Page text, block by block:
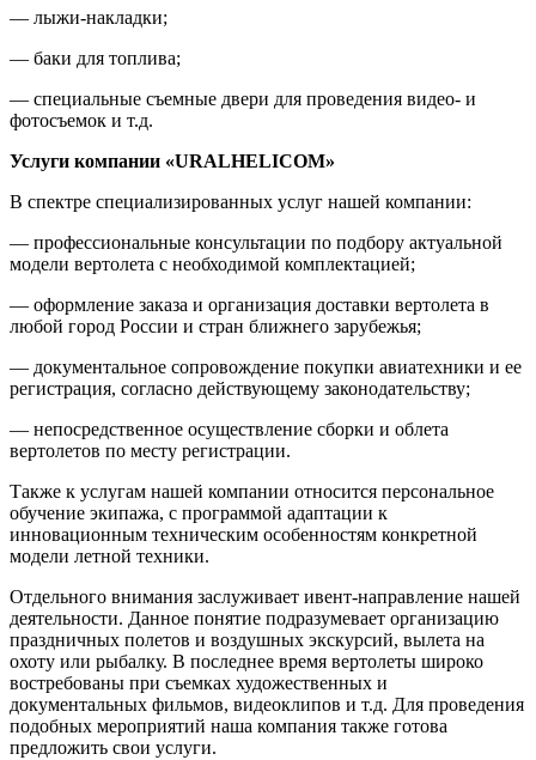
— лыжи-накладки;
— баки для топлива;
— специальные съемные двери для проведения видео- и
фотосъемок и т.д.
Услуги компании «URALHELICOM»
В спектре специализированных услуг нашей компании:
— профессиональные консультации по подбору актуальной
модели вертолета с необходимой комплектацией;
— оформление заказа и организация доставки вертолета в
любой город России и стран ближнего зарубежья;
— документальное сопровождение покупки авиатехники и ее
регистрация, согласно действующему законодательству;
— непосредственное осуществление сборки и облета
вертолетов по месту регистрации.
Также к услугам нашей компании относится персональное
обучение экипажа, с программой адаптации к
инновационным техническим особенностям конкретной
модели летной техники.
Отдельного внимания заслуживает ивент-направление нашей
деятельности. Данное понятие подразумевает организацию
праздничных полетов и воздушных экскурсий, вылета на
охоту или рыбалку. В последнее время вертолеты широко
востребованы при съемках художественных и
документальных фильмов, видеоклипов и т.д. Для проведения
подобных мероприятий наша компания также готова
предложить свои услуги.